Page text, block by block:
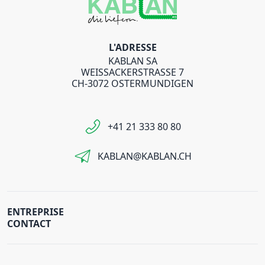
L'ADRESSE
KABLAN SA
WEISSACKERSTRASSE 7
CH-3072 OSTERMUNDIGEN
+41 21 333 80 80
KABLAN@KABLAN.CH
ENTREPRISE
CONTACT